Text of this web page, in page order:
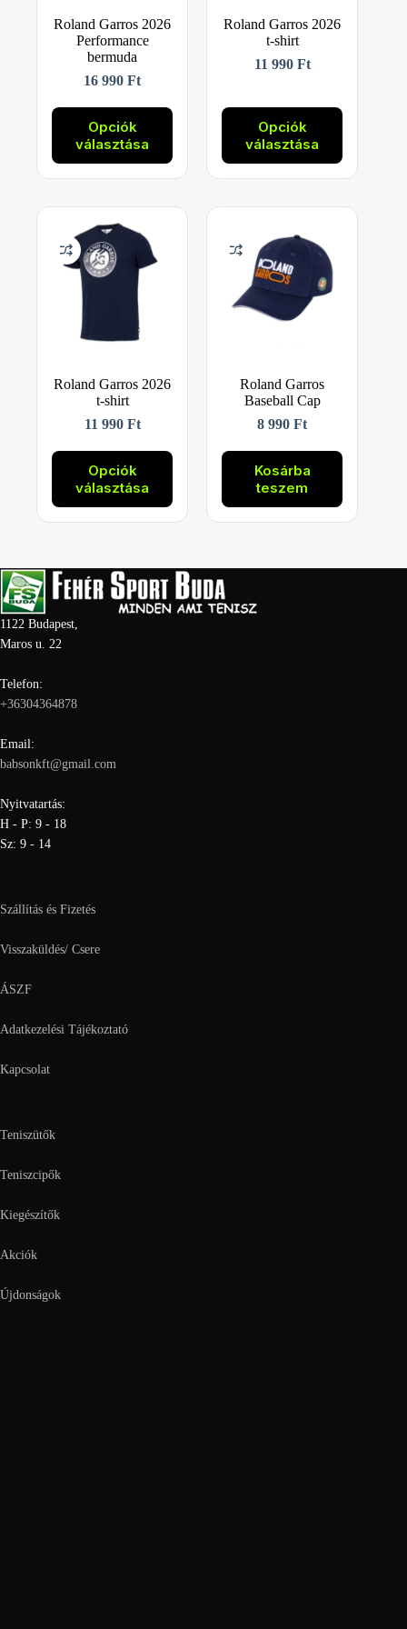
Roland Garros 2026
Performance
bermuda
16 990Ft
Opciók
választása
Ennek
a
terméknek
A
változatok
termékoldalon
választhatók
Roland Garros 2026
t-shirt
11 990 Ft
Opciók
választása
Ennek
a
terméknek
A
a
termékoldalon
választhatók
ki
Roland Garros 2026
t-shirt
11 990 Ft
Opciók
választása
Ennek
a
terméknek
változatok
a
termékoldalon
választhatók
Roland Garros
Baseball Cap
8 990Ft
Kosárba
teszem
1122 Budapest,
Maros u. 22
Telefon:
+36304364878
Email:
babsonkft@gmail.com
Nyitvatartás:
H - P: 9 - 18
Sz: 9 - 14
Szállítás és Fizetés
Visszaküldés/ Csere
ÁSZF
Adatkezelési Tájékoztató
Kapcsolat
Teniszütők
Teniszcipők
Kiegészítők
Akciók
Újdonságok